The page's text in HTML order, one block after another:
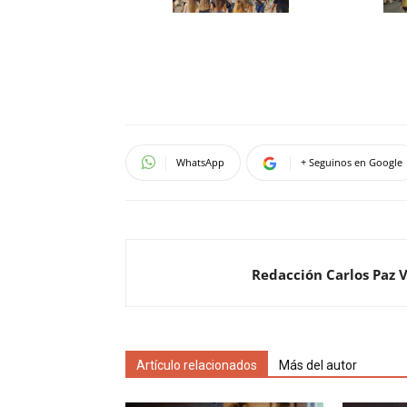
WhatsApp + Seguinos en Google
Redacción Carlos Paz
Artículo relacionados Más del autor